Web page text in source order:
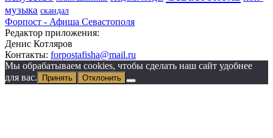
музыка скандал
Форпост - Афиша Севастополя
Редактор приложения:
Денис Котляров
Контакты: forpostafisha@mail.ru
Мы обрабатываем cookies, чтобы сделать наш сайт удобнее
для вас.
Принять Отклонить